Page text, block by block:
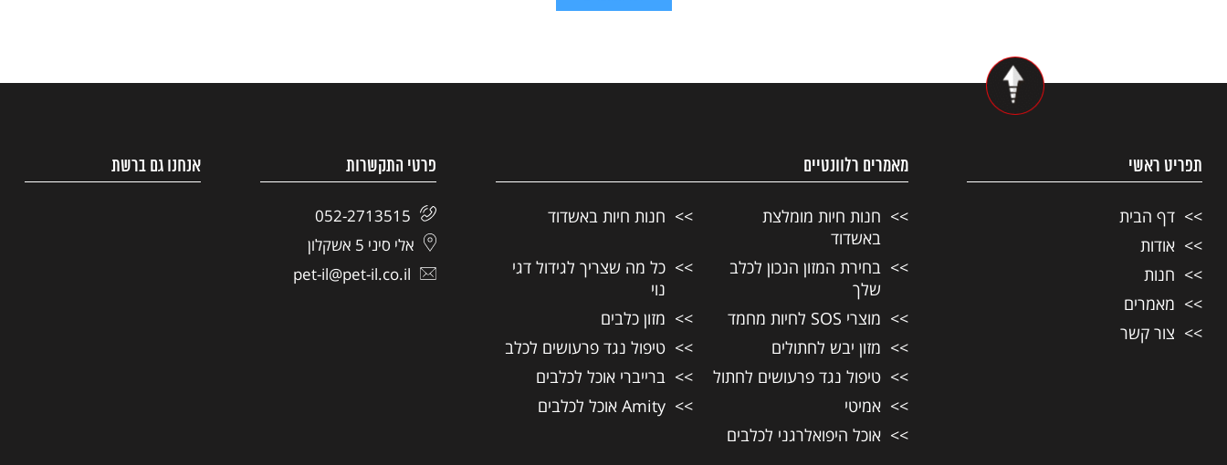
תפריט ראשי
דף הבית
אודות
חנות
מאמרים
צור קשר
מאמרים רלוונטיים
חנות חיות מומלצת
באשדוד
חנות חיות באשדוד
בחירת המזון הנכון לכלב
שלך
כל מה שצריך לגידול דגי
נוי
מוצרי SOS לחיות מחמד
מזון כלבים
מזון יבש לחתולים
טיפול נגד פרעושים לכלב
טיפול נגד פרעושים לחתול
ברייברי אוכל לכלבים
אמיטי
Amity אוכל לכלבים
אוכל היפואלרגני לכלבים
פרטי התקשרות
052-2713515
אלי סיני 5 אשקלון
pet-il@pet-il.co.il
אנחנו גם ברשת